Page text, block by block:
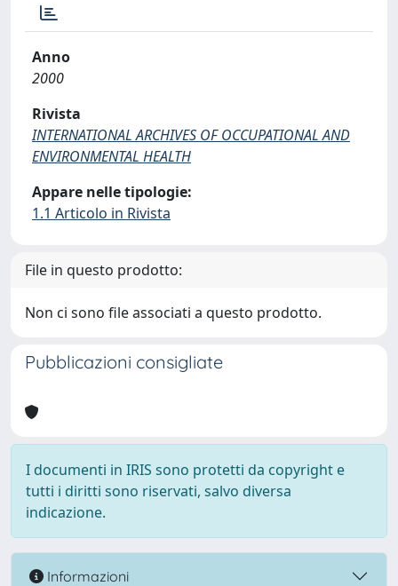
Anno
2000
Rivista
INTERNATIONAL ARCHIVES OF OCCUPATIONAL AND
ENVIRONMENTAL HEALTH
Appare nelle tipologie:
1.1 Articolo in Rivista
File in questo prodotto:
Non ci sono file associati a questo prodotto.
Pubblicazioni consigliate
I documenti in IRIS sono protetti da copyright e
tutti i diritti sono riservati, salvo diversa
indicazione.
Informazioni